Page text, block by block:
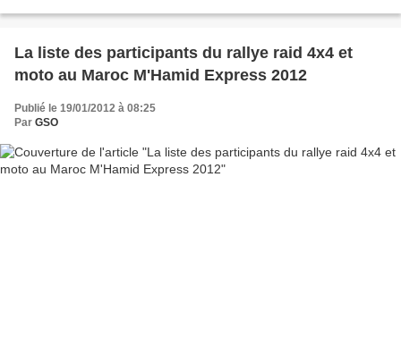
La liste des participants du rallye raid 4x4 et
moto au Maroc M'Hamid Express 2012
Publié le 19/01/2012 à 08:25
Par GSO